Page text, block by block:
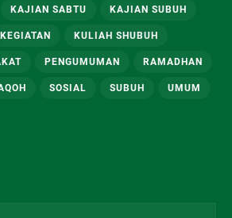
KAJIAN SABTU KAJIAN SUBUH
KEGIATAN KULIAH SHUBUH
PENGUMUMAN RAMADHAN
SOSIAL SUBUH UMUM